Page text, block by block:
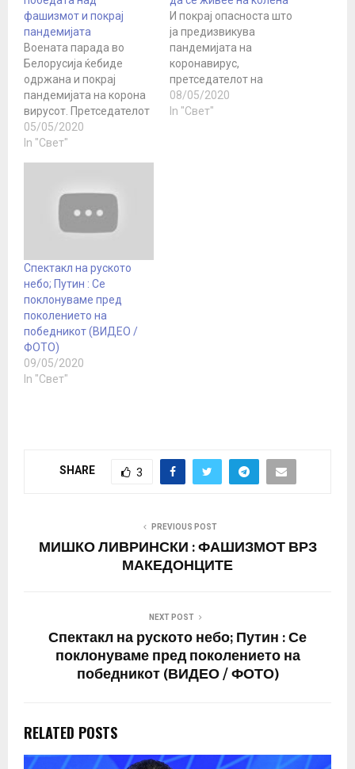
фашизмот и покрај
пандемијата
Воената парада во
Белорусија ќебиде
одржана и покрај
пандемијата на корона
вирусот. Претседателот
рече дека парадата не
може туку така да се
годишна воена парада
за Денот на победата,
рече претседателот
Александар Лукашенко .
не можеме да ја
откажеме парадата.
Едноставно…
05/05/2020
In "Свет"
И покрај опасноста што
ја предизвикува
пандемијата на
коронавирус,
претседателот на
Белорусија, Александар
Лукашенко, не се
08/05/2020
In "Свет"
Спектакл на руското
небо; Путин : Се
поклонуваме пред
поколението на
победникот (ВИДЕО /
ФОТО)
09/05/2020
In "Свет"
SHARE 3
PREVIOUS POST
МИШКО ЛИВРИНСКИ : ФАШИЗМОТ ВРЗ
МАКЕДОНЦИТЕ
NEXT POST
Спектакл на руското небо; Путин : Се
поклонуваме пред поколението на
победникот (ВИДЕО / ФОТО)
RELATED POSTS